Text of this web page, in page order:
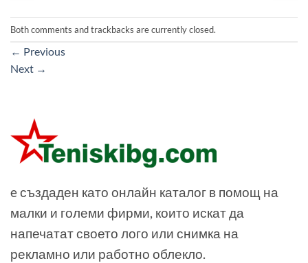
Both comments and trackbacks are currently closed.
← Previous
Next →
e създаден като онлайн каталог в помощ на
малки и големи фирми, които искат да
напечатат своето лого или снимка на
рекламно или работно облекло.